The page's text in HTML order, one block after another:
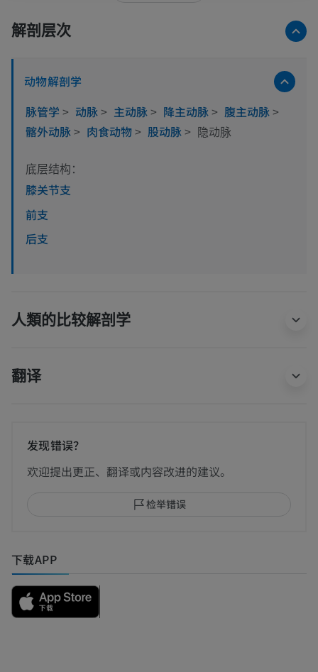
解剖层次
动物解剖学
脉管学 > 动脉> 主动脉> 降主动脉> 腹主动脉>
髂外动脉> 肉食动物> 股动脉> 隐动脉
底层结构：
膝关节支
前支
后支
人類的比较解剖学
翻译
发现错误？
欢迎提出更正、翻译或内容改进的建议。
检举错误
下载APP